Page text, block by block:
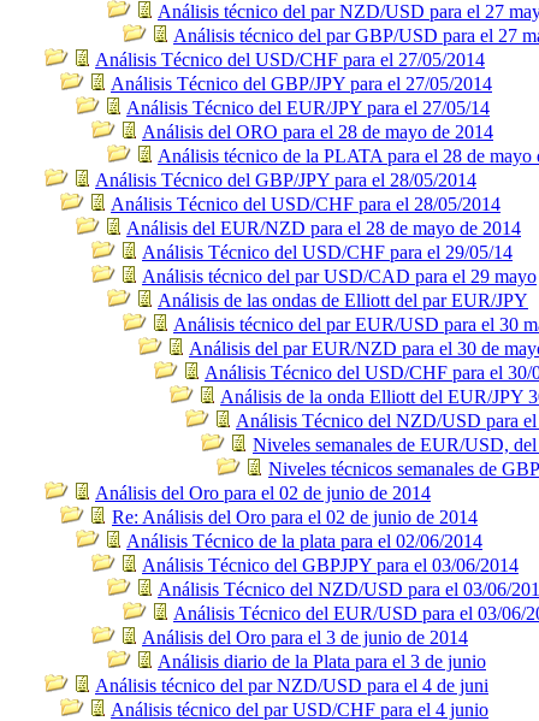
Análisis técnico del par NZD/USD para el 27
Análisis técnico del par GBP/USD para el 27
Análisis Técnico del USD/CHF para el 27/05/2014
Análisis Técnico del GBP/JPY para el 27/05/2014
Análisis Técnico del EUR/JPY para el 27/05/14
Análisis del ORO para el 28 de mayo de 2014
Análisis técnico de la PLATA para el 28 de mayo
Análisis Técnico del GBP/JPY para el 28/05/2014
Análisis Técnico del USD/CHF para el 28/05/2014
Análisis del EUR/NZD para el 28 de mayo de 2014
Análisis Técnico del USD/CHF para el 29/05/14
Análisis técnico del par USD/CAD para el 29 mayo
Análisis de las ondas de Elliott del par EUR/JPY
Análisis técnico del par EUR/USD para el 30
Análisis del par EUR/NZD para el 30 de
Análisis Técnico del USD/CHF para el 30/
Análisis de la onda Elliott del EUR/JPY
Análisis Técnico del NZD/USD para
Niveles semanales de EUR/USD,
Niveles técnicos semanales de
Análisis del Oro para el 02 de junio de 2014
Re: Análisis del Oro para el 02 de junio de 2014
Análisis Técnico de la plata para el 02/06/2014
Análisis Técnico del GBPJPY para el 03/06/2014
Análisis Técnico del NZD/USD para el 03/06/
Análisis Técnico del EUR/USD para el 03/06/
Análisis del Oro para el 3 de junio de 2014
Análisis diario de la Plata para el 3 de junio
Análisis técnico del par NZD/USD para el 4 de juni
Análisis técnico del par USD/CHF para el 4 junio